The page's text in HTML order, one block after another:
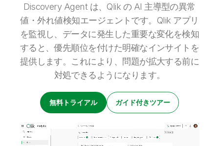
コミュニティ
カスタマーサポート
初期トレーニング
製品関連
企業情報
採用情報
ニュースルーム
事業所 / 連絡先
Qlik
Qlik が選ばれる理由
データをビジネス成果へ
テクノロジーパートナーとの連携
Qlik のデータ統合とデータ分析の価値を最大化
データ統合
データ分析と AI
すべての製品
Back
データ統合とデータ品質の価格
適切なデータ統合プランで、信頼できるデータを迅速に提供し、よりスマー
トな意思決定を促進します。
データ分析の価格
適切なデータ分析プランで、より優れたインサイトを獲得し、ビジネス成果
Back
イベント / Web セミナー
リソースライブラリ
Discovery Agent は、Qlik の AI 主導型の異常
値・外れ値検知エージェントです。Qlik アプリ
を監視し、データに発生した重要な変化を検知
すると、優先順位を付けた明確なインサイトを
提供します。これにより、問題が拡大する前に
対処できるようになります。
無料トライアル ガイド付きツアー